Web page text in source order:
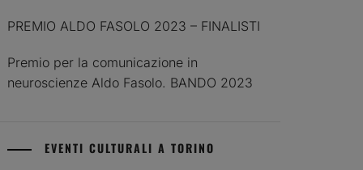
PREMIO ALDO FASOLO 2023 – FINALISTI
Premio per la comunicazione in
neuroscienze Aldo Fasolo. BANDO 2023
EVENTI CULTURALI A TORINO